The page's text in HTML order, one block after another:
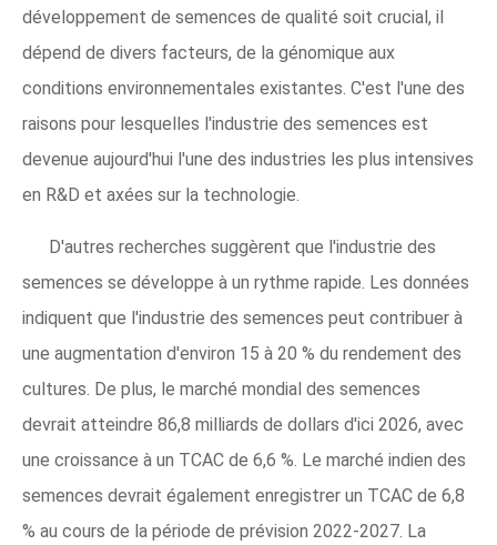
développement de semences de qualité soit crucial, il
dépend de divers facteurs, de la génomique aux
conditions environnementales existantes. C'est l'une des
raisons pour lesquelles l'industrie des semences est
devenue aujourd'hui l'une des industries les plus intensives
en R&D et axées sur la technologie.
D'autres recherches suggèrent que l'industrie des
semences se développe à un rythme rapide. Les données
indiquent que l'industrie des semences peut contribuer à
une augmentation d'environ 15 à 20 % du rendement des
cultures. De plus, le marché mondial des semences
devrait atteindre 86,8 milliards de dollars d'ici 2026, avec
une croissance à un TCAC de 6,6 %. Le marché indien des
semences devrait également enregistrer un TCAC de 6,8
% au cours de la période de prévision 2022-2027. La